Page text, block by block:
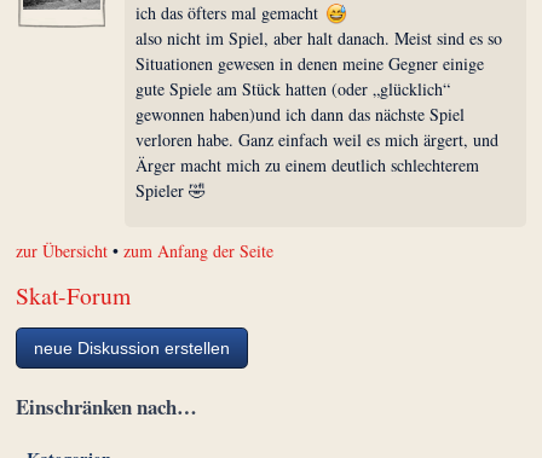
ich das öfters mal gemacht
also nicht im Spiel, aber halt danach. Meist sind es so
Situationen gewesen in denen meine Gegner einige
gute Spiele am Stück hatten (oder „glücklich“
gewonnen haben)und ich dann das nächste Spiel
verloren habe. Ganz einfach weil es mich ärgert, und
Ärger macht mich zu einem deutlich schlechterem
Spieler 🤣
zur Übersicht •zum Anfang der Seite
Skat-Forum
neue Diskussion erstellen
Einschränken nach…